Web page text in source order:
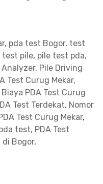
pda test Bogor, test
test pile, pile test pda,
Pile Driving
Test Curug Mekar,
PDA Test Curug
Test Terdekat, Nomor
Test Curug Mekar,
test, PDA Test
di Bogor,